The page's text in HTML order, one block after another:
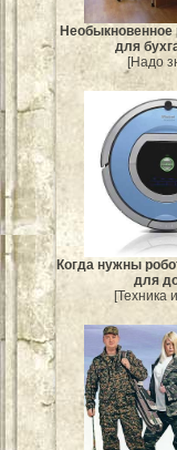
Необыкновенное
для
[Надо
Когда нужны
для
[Техника